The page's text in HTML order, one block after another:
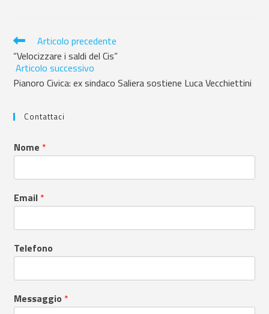
Articolo precedente
“Velocizzare i saldi del Cis”
Articolo successivo
Pianoro Civica: ex sindaco Saliera sostiene Luca Vecchiettini
Contattaci
Nome *
Email *
Telefono
Messaggio *